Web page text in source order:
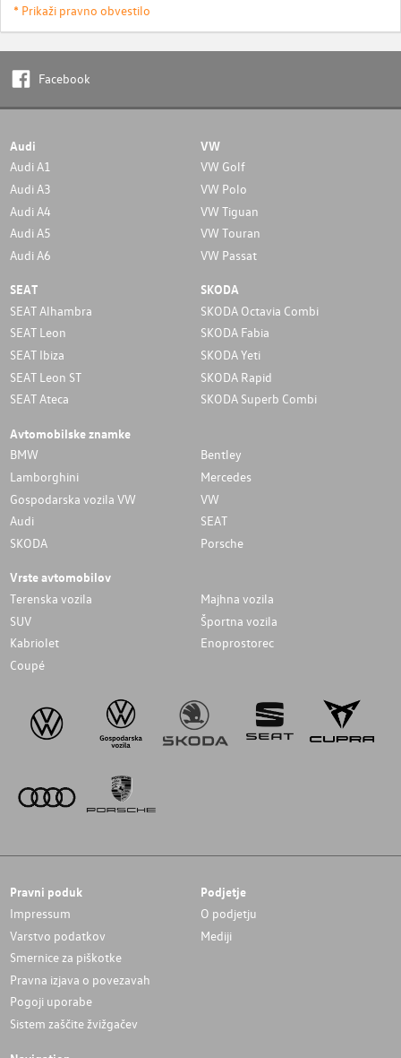
* Prikaži pravno obvestilo
Facebook
Audi
Audi A1
Audi A3
Audi A4
Audi A5
Audi A6
VW
VW Golf
VW Polo
VW Tiguan
VW Touran
VW Passat
SEAT
SEAT Alhambra
SEAT Leon
SEAT Ibiza
SEAT Leon ST
SEAT Ateca
SKODA
SKODA Octavia Combi
SKODA Fabia
SKODA Yeti
SKODA Rapid
SKODA Superb Combi
Avtomobilske znamke
BMW
Bentley
Lamborghini
Mercedes
Gospodarska vozila VW
VW
Audi
SEAT
SKODA
Porsche
Vrste avtomobilov
Terenska vozila
Majhna vozila
SUV
Športna vozila
Kabriolet
Enoprostorec
Coupé
Pravni poduk
Impressum
Varstvo podatkov
Smernice za piškotke
Pravna izjava o povezavah
Pogoji uporabe
Sistem zaščite žvižgačev
Podjetje
O podjetju
Mediji